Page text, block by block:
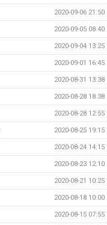
2020-09-06 21:50
2020-09-05 08:40
2020-09-04 13:25
2020-09-01 16:45
2020-08-31 13:38
2020-08-28 18:38
2020-08-28 12:55
2020-08-25 19:15
2020-08-24 14:15
2020-08-23 12:10
2020-08-21 10:25
2020-08-18 10:00
2020-08-15 07:55